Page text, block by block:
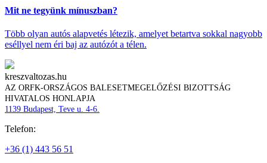
Mit ne tegyünk mínuszban?
Több olyan autós alapvetés létezik, amelyet betartva sokkal nagyobb
eséllyel nem éri baj az autózót a télen.
kreszvaltozas.hu
AZ ORFK-ORSZÁGOS BALESETMEGELŐZÉSI BIZOTTSÁG
HIVATALOS HONLAPJA
1139 Budapest, Teve u. 4-6.
Telefon:
+36 (1) 443 56 51